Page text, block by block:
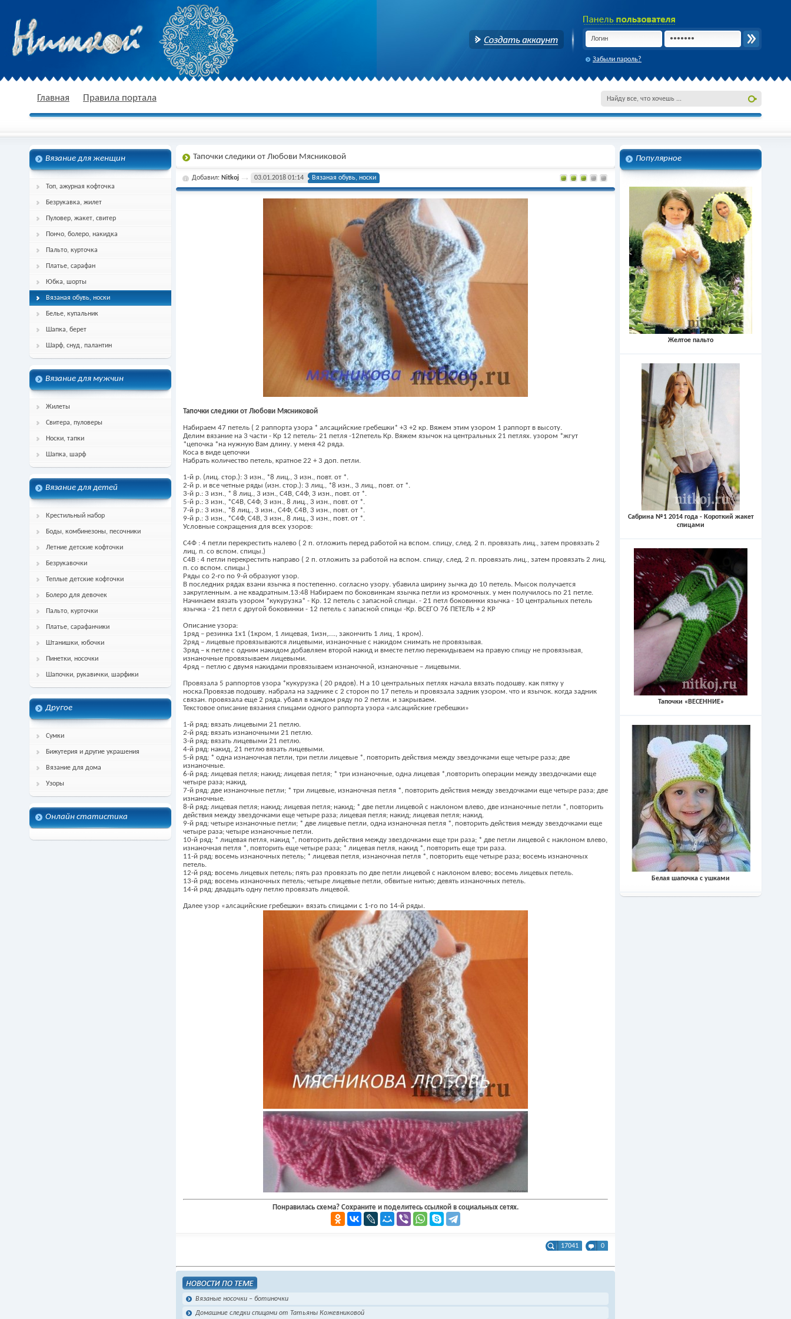
спицами, схема и описание
Забыли пароль?
Главная Правила портала
Вязание для женщин
Топ, ажурная кофточка
Безрукавка, жилет
Пуловер, жакет, свитер
Пончо, болеро, накидка
Пальто, курточка
Платье, сарафан
Юбка, шорты
Вязаная обувь, носки
Белье, купальник
Шапка, берет
Шарф, снуд, палантин
Вязание для мужчин
Жилеты
Свитера, пуловеры
Носки, тапки
Шапка, шарф
Вязание для детей
Крестильный набор
Боды, комбинезоны, песочники
Летние детские кофточки
Безрукавочки
Теплые детские кофточки
Болеро для девочек
Пальто, курточки
Платье, сарафанчики
Штанишки, юбочки
Пинетки, носочки
Шапочки, рукавички, шарфики
Другое
Сумки
Бижутерия и другие украшения
Вязание для дома
Узоры
Онлайн статистика
Популярное
Желтое пальто
Сабрина №1 2014 года - Короткий жакет
спицами
Тапочки «ВЕСЕННИЕ»
Белая шапочка с ушками
Тапочки следики от Любови Мясниковой
Добавил: Nitkoj 03.01.2018 01:14 Вязаная обувь, носки
Тапочки следики от Любови Мясниковой
Набираем 47 петель ( 2 раппорта узора * алсацийские гребешки* +3 +2 кр. Вяжем этим узором 1 раппорт в высоту.
Делим вязание на 3 части - Кр 12 петель- 21 петля -12петель Кр. Вяжем язычок на центральных 21 петлях. узором *жгут
*цепочка *на нужную Вам длину. у меня 42 ряда.
Коса в виде цепочки
Набрать количество петель, кратное 22 + 3 доп. петли.
1-й р. (лиц. стор.): 3 изн., *8 лиц., 3 изн., повт. от *.
2-й р. и все четные ряды (изн. стор.): 3 лиц., *8 изн., 3 лиц., повт. от *.
3-й р.: 3 изн., * 8 лиц., 3 изн., С4В, С4Ф, 3 изн., повт. от *.
5-й р.: 3 изн., *С4В, С4Ф, 3 изн., 8 лиц., 3 изн., повт. от *.
7-й р.: 3 изн., *8 лиц., 3 изн., С4Ф, С4В, 3 изн., повт. от *.
9-й р.: 3 изн., *С4Ф, С4В, 3 изн., 8 лиц., 3 изн., повт. от *.
Условные сокращения для всех узоров:
С4Ф : 4 петли перекрестить налево ( 2 п. отложить перед работой на вспом. спицу, след. 2 п. провязать лиц., затем провязать 2
лиц. п. со вспом. спицы.)
С4В : 4 петли перекрестить направо ( 2 п. отложить за работой на вспом. спицу, след. 2 п. провязать лиц., затем провязать 2 лиц.
п. со вспом. спицы.)
Ряды со 2-го по 9-й образуют узор.
В последних рядах взани язычка я постепенно. согласно узору. убавила ширину зычка до 10 петель. Мысок получается
закругленным. а не квадратным.13:48 Набираем по боковинкам язычка петли из кромочных. у мен получилось по 21 петле.
Начинаем вязать узором *кукурузка* - Кр. 12 петель с запасной спицы. - 21 петл боковинки язычка - 10 центральных петель
язычка - 21 петл с другой боковинки - 12 петель с запасной спицы -Кр. ВСЕГО 76 ПЕТЕЛЬ + 2 КР
Описание узора:
1ряд – резинка 1х1 (1кром, 1 лицевая, 1изн,…., закончить 1 лиц, 1 кром).
2ряд – лицевые провязываются лицевыми, изнаночные с накидом снимать не провязывая.
3ряд – к петле с одним накидом добавляем второй накид и вместе петлю перекидываем на правую спицу не провязывая,
изнаночные провязываем лицевыми.
4ряд – петлю с двумя накидами провязываем изнаночной, изнаночные – лицевыми.
Провязала 5 раппортов узора *кукурузка ( 20 рядов). Н а 10 центральных петлях начала вязать подошву. как пятку у
носка.Провязав подошву. набрала на заднике с 2 сторон по 17 петель и провязала задник узором. что и язычок. когда задник
связан. провязала еще 2 ряда. убавл в каждом ряду по 2 петли. и закрываем.
Текстовое описание вязания спицами одного раппорта узора «алсацийские гребешки»
1-й ряд: вязать лицевыми 21 петлю.
2-й ряд: вязать изнаночными 21 петлю.
3-й ряд: вязать лицевыми 21 петлю.
4-й ряд: накид, 21 петлю вязать лицевыми.
5-й ряд: * одна изнаночная петли, три петли лицевые *, повторить действия между звездочками еще четыре раза; две
изнаночные.
6-й ряд: лицевая петля; накид; лицевая петля; * три изнаночные, одна лицевая *,повторить операции между звездочками еще
четыре раза; накид.
7-й ряд: две изнаночные петли; * три лицевые, изнаночная петля *, повторить действия между звездочками еще четыре раза; две
изнаночные.
8-й ряд: лицевая петля; накид; лицевая петля; накид; * две петли лицевой с наклоном влево, две изнаночные петли *, повторить
действия между звездочками еще четыре раза; лицевая петля; накид; лицевая петля; накид.
9-й ряд: четыре изнаночные петли; * две лицевые петли, одна изнаночная петля *, повторить действия между звездочками еще
четыре раза; четыре изнаночные петли.
10-й ряд: * лицевая петля, накид *, повторить действия между звездочками еще три раза; * две петли лицевой с наклоном влево,
изнаночная петля *, повторить еще четыре раза; * лицевая петля, накид *, повторить еще три раза.
11-й ряд: восемь изнаночных петель; * лицевая петля, изнаночная петля *, повторить еще четыре раза; восемь изнаночных
петель.
12-й ряд: восемь лицевых петель; пять раз провязать по две петли лицевой с наклоном влево; восемь лицевых петель.
13-й ряд: восемь изнаночных петель; четыре лицевые петли, обвитые нитью; девять изнаночных петель.
14-й ряд: двадцать одну петлю провязать лицевой.
Далее узор «алсацийские гребешки» вязать спицами с 1-го по 14-й ряды.
Понравилась схема? Сохраните и поделитесь ссылкой в социальных сетях.
17041 0
Вязаные носочки – ботиночки
Домашние следки спицами от Татьяны Кожевниковой